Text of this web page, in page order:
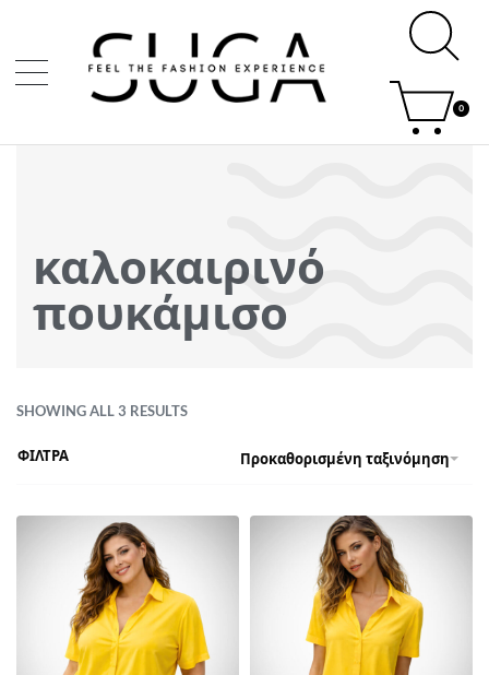
0
καλοκαιρινό
πουκάμισο
SHOWING ALL 3 RESULTS
Προκαθορισμένη ταξινόμηση
ΦΙΛΤΡΑ